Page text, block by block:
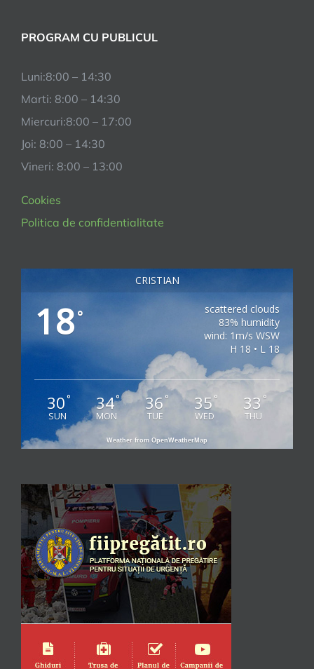
PROGRAM CU PUBLICUL
Luni:8:00 – 14:30
Marti: 8:00 – 14:30
Miercuri:8:00 – 17:00
Joi: 8:00 – 14:30
Vineri: 8:00 – 13:00
Cookies
Politica de confidentialitate
CRISTIAN
18°
scattered clouds
83% humidity
wind: 1m/s WSW
H 18 • L 18
30°
SUN
34°
MON
36°
TUE
35 °
WED
33 °
THU
Weather from OpenWeatherMap